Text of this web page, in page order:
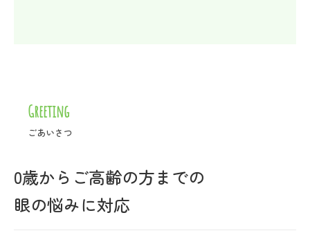
Greeting
ごあいさつ
0歳からご高齢の方までの
眼の悩みに対応